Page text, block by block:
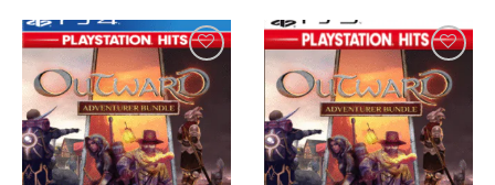
produto
tem
várias
variantes.
As
opções
podem
produto
tem
várias
variantes.
As
opções
podem